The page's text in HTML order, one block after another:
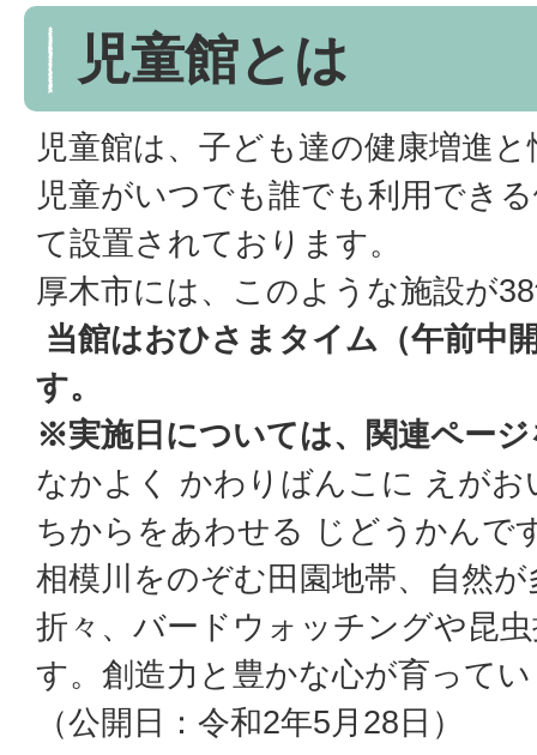
児童館とは
児童館は、子ども達の健康増進
児童がいつでも誰でも利用でき
て設置されております。
厚木市には、このような施設が
当館はおひさまタイム（午前中
す。
※実施日については、関連ペー
なかよく かわりばんこに えがお
ちからをあわせる じどうかんで
相模川をのぞむ田園地帯、自然
折々、バードウォッチングや昆
す。創造力と豊かな心が育って
（公開日：令和2年5月28日）